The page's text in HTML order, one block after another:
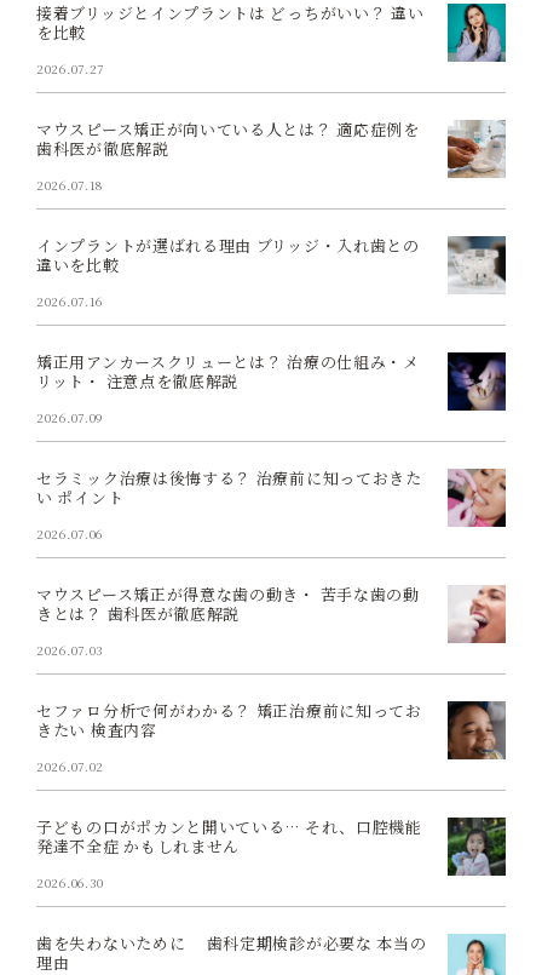
接着ブリッジとインプラントは どっちがいい？ 違い
を比較
2026.07.27
マウスピース矯正が向いている人とは？ 適応症例を
歯科医が徹底解説
2026.07.18
インプラントが選ばれる理由 ブリッジ・入れ歯との
違いを比較
2026.07.16
矯正用アンカースクリューとは？ 治療の仕組み・メ
リット・ 注意点を徹底解説
2026.07.09
セラミック治療は後悔する？ 治療前に知っておきた
い ポイント
2026.07.06
マウスピース矯正が得意な歯の動き・ 苦手な歯の動
きとは？ 歯科医が徹底解説
2026.07.03
セファロ分析で何がわかる？ 矯正治療前に知ってお
きたい 検査内容
2026.07.02
子どもの口がポカンと開いている… それ、口腔機能
発達不全症 かもしれません
2026.06.30
歯を失わないために 歯科定期検診が必要な 本当の
理由